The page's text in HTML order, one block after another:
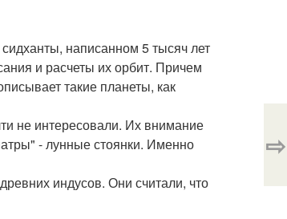
написанном 5 тысяч лет
и расчеты их орбит. Причем
такие планеты, как
не интересовали. Их внимание
- лунные стоянки. Именно
индусов. Они считали, что
⇨